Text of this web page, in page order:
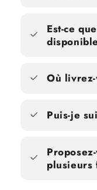
Est-ce
Où
Puis-je
plusieurs